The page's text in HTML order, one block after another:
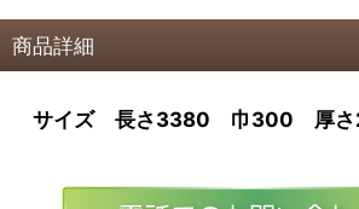
商品詳細
サイズ 長さ3380 巾300 厚さ